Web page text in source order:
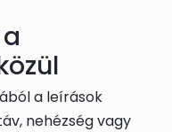
a leírások
nehézség vagy